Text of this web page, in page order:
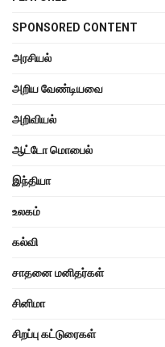
SPONSORED CONTENT
அரசியல்
அறிய வேண்டியவை
அறிவியல்
ஆட்டோ மொபைல்
இந்தியா
உலகம்
கல்வி
சாதனை மனிதர்கள்
சினிமா
சிறப்பு கட்டுரைகள்